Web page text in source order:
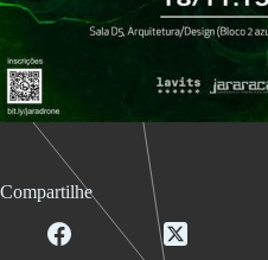
Compartilhe